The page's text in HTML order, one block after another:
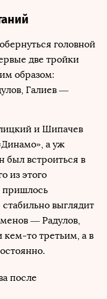
головной
две тройки
образом:
Галиев —
и Шипачев
а уж
был встроиться в
из этого
пришлось
выглядит
— Радулов,
то третьим, а в
после